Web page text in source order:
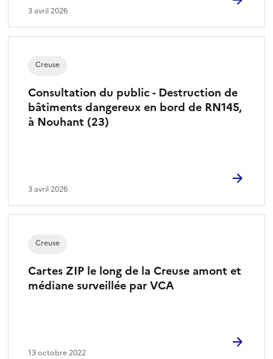
3 avril 2026
Consultation du public - Destruction de
bâtiments dangereux en bord de RN145,
à Nouhant (23)
Creuse
3 avril 2026
Cartes ZIP le long de la Creuse amont et
médiane surveillée par VCA
Creuse
13 octobre 2022